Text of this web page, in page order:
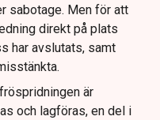
sabotage. Men för att
direkt på plats
har avslutats, samt
är
och lagföras, en del i